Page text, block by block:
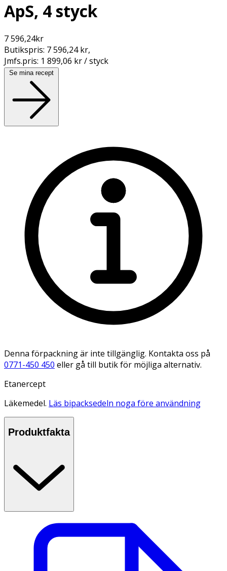
ApS, 4 styck
7 596,24kr
Butikspris: 7 596,24 kr,
Jmfs.pris: 1 899,06 kr / styck
Se mina recept
Denna förpackning är inte tillgänglig. Kontakta oss på
0771-450 450 eller gå till butik för möjliga alternativ.
Etanercept
Läkemedel. Läs bipacksedeln noga före användning
Produktfakta